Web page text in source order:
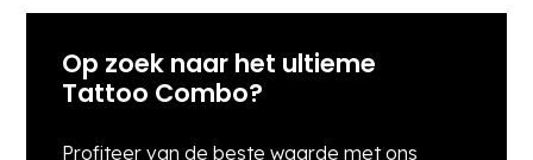
Op zoek naar het ultieme
Tattoo Combo?
Profiteer van de beste waarde met ons